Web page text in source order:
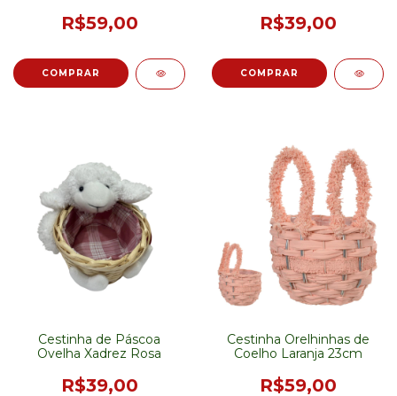
R$59,00 R$39,00
Cestinha de Páscoa
Ovelha Xadrez Rosa
R$39,00
Cestinha Orelhinhas de
Coelho Laranja 23cm
R$59,00